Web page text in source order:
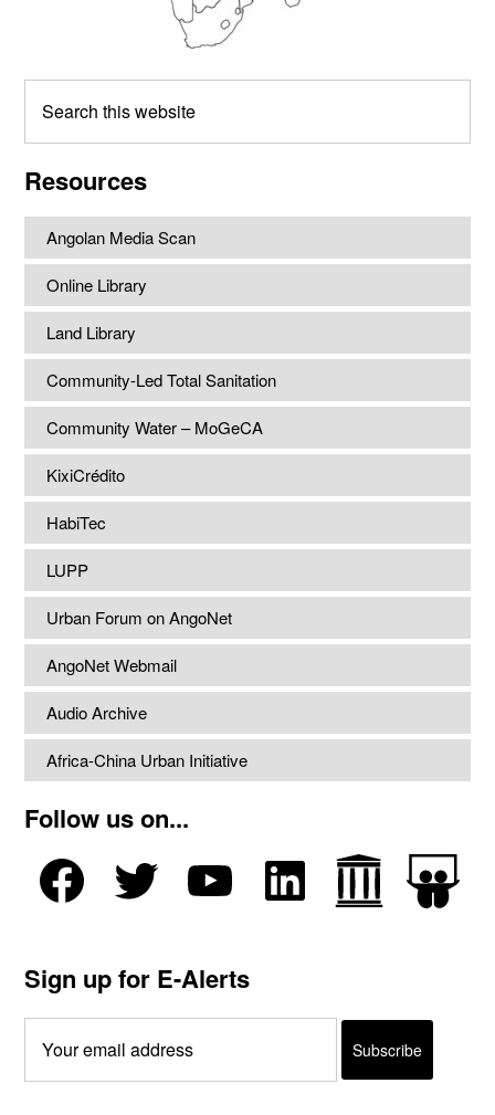
this
Resources
Angolan Media Scan
Online Library
Land Library
Community-Led Total Sanitation
Community Water – MoGeCA
KixiCrédito
HabiTec
LUPP
Urban Forum on AngoNet
AngoNet Webmail
Audio Archive
Africa-China Urban Initiative
Follow us on...
Sign up for E-Alerts